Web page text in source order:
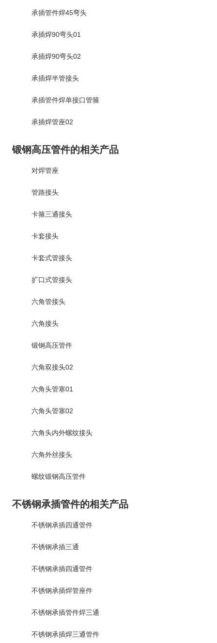
承插管件焊45弯头
承插焊90弯头01
承插焊90弯头02
承插焊半管接头
承插管件焊单接口管箍
承插焊管座02
锻钢高压管件的相关产品
对焊管座
管路接头
卡箍三通接头
卡套接头
卡套式管接头
扩口式管接头
六角管接头
六角接头
锻钢高压管件
六角双接头02
六角头管塞01
六角头管塞02
六角头内外螺纹接头
六角外丝接头
螺纹锻钢高压管件
不锈钢承插管件的相关产品
不锈钢承插四通管件
不锈钢承插三通
不锈钢承插四通管件
不锈钢承插焊管座件
不锈钢承插管件焊三通
不锈钢承插焊三通管件